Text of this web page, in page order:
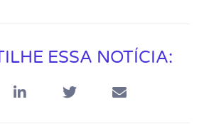
ESSA NOTÍCIA: